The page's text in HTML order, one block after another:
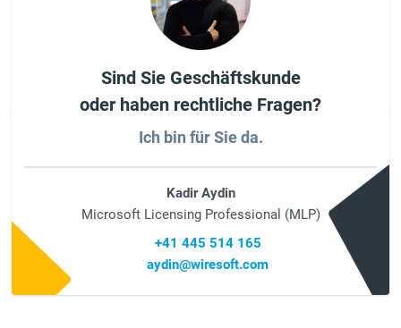
Sind Sie Geschäftskunde
oder haben rechtliche Fragen?
Ich bin für Sie da.
Kadir Aydin
Microsoft Licensing Professional (MLP)
+41 445 514 165
aydin@wiresoft.com